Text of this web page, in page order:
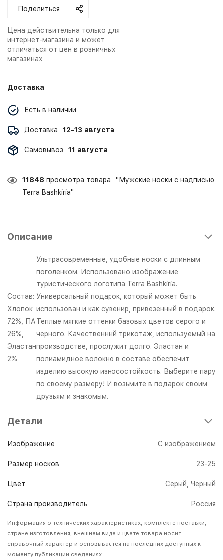
Поделиться
Цена действительна только для
интернет-магазина и может
отличаться от цен в розничных
магазинах
Доставка
Есть в наличии
Доставка 12-13 августа
Самовывоз 11 августа
11848 просмотра товара: "Мужские носки с надписью
Terra Bashkiria"
Описание
Состав:
Хлопок
72%, ПА
26%,
Эластан
2%
Ультрасовременные, удобные носки с длинным
поголенком. Использовано изображение
туристического логотипа Terra Bashkiria.
Универсальный подарок, который может быть
использован и как сувенир, привезенный в подарок.
Теплые мягкие оттенки базовых цветов серого и
черного. Качественный трикотаж, используемый на
производстве, прослужит долго. Эластан и
полиамидное волокно в составе обеспечит
изделию высокую износостойкость. Выберите пару
по своему размеру! И возьмите в подарок своим
друзьям и знакомым.
Детали
Изображение С изображением
Размер носков 23-25
Цвет Серый Черный
Страна производитель Россия
Информация о технических характеристиках, комплекте поставки,
стране изготовления, внешнем виде и цвете товара носит
справочный характер и основывается на последних доступных к
моменту публикации сведениях